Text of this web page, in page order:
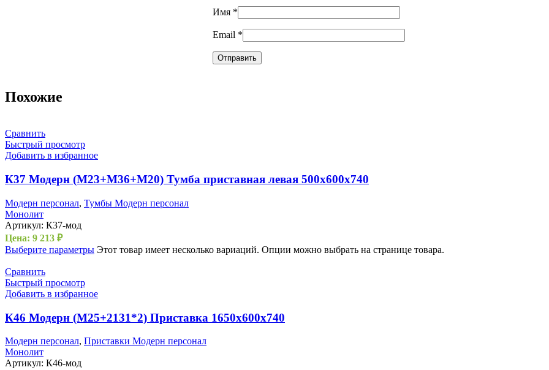
Имя *
Email *
Похожие
Сравнить
Быстрый просмотр
Добавить в избранное
К37 Модерн (М23+М36+М20) Тумба приставная левая 500х600х740
Модерн персонал, Тумбы Модерн персонал
Монолит
Артикул: К37-мод
Цена: 9 213 ₽
Выберите параметры Этот товар имеет несколько вариаций. Опции можно выбрать на странице товара.
Сравнить
Быстрый просмотр
Добавить в избранное
К46 Модерн (М25+2131*2) Приставка 1650х600х740
Модерн персонал, Приставки Модерн персонал
Монолит
Артикул: К46-мод